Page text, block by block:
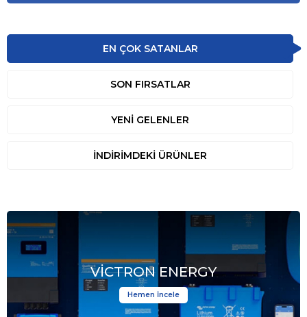
EN ÇOK SATANLAR
SON FIRSATLAR
YENİ GELENLER
İNDİRİMDEKİ ÜRÜNLER
VİCTRON ENERGY
Hemen İncele